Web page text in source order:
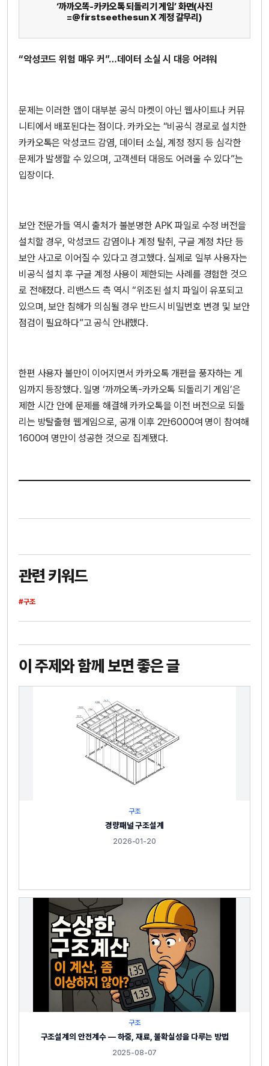
‘까까오똑-카카오톡 되돌리기 게임’ 화면(사진
=@firstseethesun X 계정 갈무리)
“악성코드 위험 매우 커”…데이터 소실 시 대응 어려워
문제는 이러한 앱이 대부분 공식 마켓이 아닌 웹사이트나 커뮤
니티에서 배포된다는 점이다. 카카오는 “비공식 경로로 설치한
카카오톡은 악성코드 감염, 데이터 소실, 계정 정지 등 심각한
문제가 발생할 수 있으며, 고객센터 대응도 어려울 수 있다”는
입장이다.
보안 전문가들 역시 출처가 불분명한 APK 파일로 수정 버전을
설치할 경우, 악성코드 감염이나 계정 탈취, 구글 계정 차단 등
보안 사고로 이어질 수 있다고 경고했다. 실제로 일부 사용자는
비공식 설치 후 구글 계정 사용이 제한되는 사례를 경험한 것으
로 전해졌다. 리밴스드 측 역시 “위조된 설치 파일이 유포되고
있으며, 보안 침해가 의심될 경우 반드시 비밀번호 변경 및 보안
점검이 필요하다”고 공식 안내했다.
한편 사용자 불만이 이어지면서 카카오톡 개편을 풍자하는 게
임까지 등장했다. 일명 ‘까까오똑-카카오톡 되돌리기 게임’은
제한 시간 안에 문제를 해결해 카카오톡을 이전 버전으로 되돌
리는 방탈출형 웹게임으로, 공개 이후 2만6000여 명이 참여해
1600여 명만이 성공한 것으로 집계됐다.
관련 키워드
#구조
이 주제와 함께 보면 좋은 글
구조
경량패널 구조설계
2026-01-20
구조
구조설계의 안전계수 — 하중, 재료, 불확실성을 다루는 방법
2025-08-07